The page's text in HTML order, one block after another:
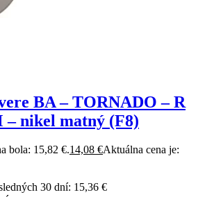
BA – TORNADO – R
nikel matný (F8)
bola: 15,82 €.14,08 €Aktuálna cena je:
30 dní: 15,36 €